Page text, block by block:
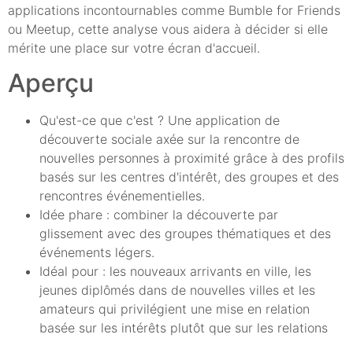
applications incontournables comme Bumble for Friends
ou Meetup, cette analyse vous aidera à décider si elle
mérite une place sur votre écran d'accueil.
Aperçu
Qu'est-ce que c'est ? Une application de
découverte sociale axée sur la rencontre de
nouvelles personnes à proximité grâce à des profils
basés sur les centres d'intérêt, des groupes et des
rencontres événementielles.
Idée phare : combiner la découverte par
glissement avec des groupes thématiques et des
événements légers.
Idéal pour : les nouveaux arrivants en ville, les
jeunes diplômés dans de nouvelles villes et les
amateurs qui privilégient une mise en relation
basée sur les intérêts plutôt que sur les relations